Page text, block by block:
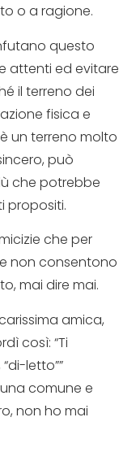
o a ragione.
questo
attenti ed evitare
il terreno dei
fisica e
un terreno molto
può
che potrebbe
propositi.
che per
non consentono
mai dire mai.
amica,
così: “Ti
letto””
comune e
non ho mai